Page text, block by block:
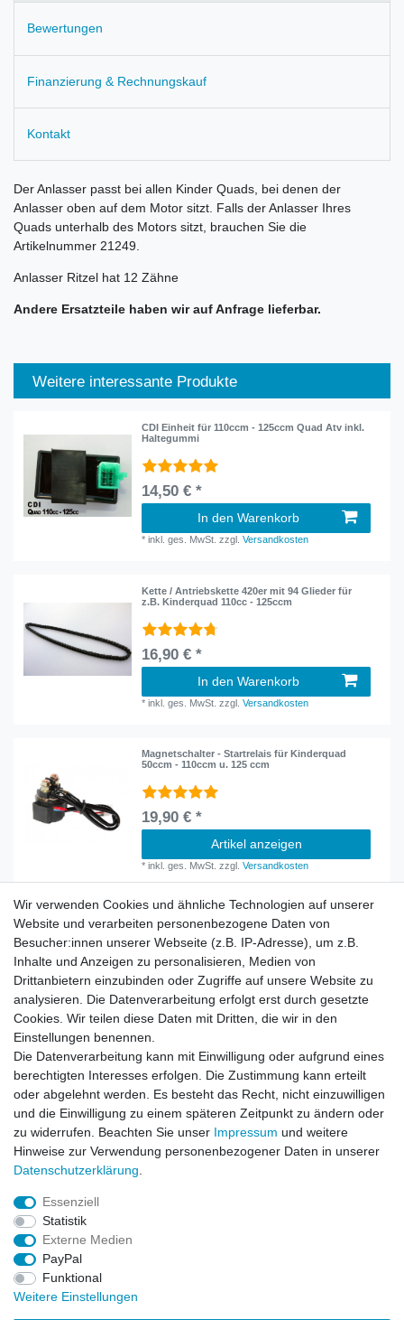
Bewertungen
Finanzierung & Rechnungskauf
Kontakt
Der Anlasser passt bei allen Kinder Quads, bei denen der
Anlasser oben auf dem Motor sitzt. Falls der Anlasser Ihres
Quads unterhalb des Motors sitzt, brauchen Sie die
Artikelnummer 21249.
Anlasser Ritzel hat 12 Zähne
Andere Ersatzteile haben wir auf Anfrage lieferbar.
Weitere interessante Produkte
CDI Einheit für 110ccm - 125ccm Quad Atv inkl.
Haltegummi
14,50 € *
In den Warenkorb
*inkl. ges. MwSt. zzgl.Versandkosten
Kette / Antriebskette 420er mit 94 Glieder für
z.B. Kinderquad 110cc - 125ccm
16,90 € *
In den Warenkorb
*inkl. ges. MwSt. zzgl.Versandkosten
Magnetschalter - Startrelais für Kinderquad
50ccm - 110ccm u. 125 ccm
19,90 € *
Artikel anzeigen
*inkl. ges. MwSt. zzgl.Versandkosten
Rechtliches
AGB
Widerrufsrecht
Impressum
Datenschutzerklärung
Service
Kontakt
Datenschutzerklärung
FAQ / Ratgeber
Kinderquad
E-Bikes / Pedelecs
Dirt Bike & Pocketbike
Quad & ATV
Kinderbuggy | Gokart
Wir verwenden Cookies und ähnliche Technologien auf unserer
Website und verarbeiten personenbezogene Daten von
Besucher:innen unserer Webseite (z.B. IP-Adresse), um z.B.
Inhalte und Anzeigen zu personalisieren, Medien von
Drittanbietern einzubinden oder Zugriffe auf unsere Website zu
analysieren. Die Datenverarbeitung erfolgt erst durch gesetzte
Cookies. Wir teilen diese Daten mit Dritten, die wir in den
Einstellungen benennen.
Die Datenverarbeitung kann mit Einwilligung oder aufgrund eines
berechtigten Interesses erfolgen. Die Zustimmung kann erteilt
oder abgelehnt werden. Es besteht das Recht, nicht einzuwilligen
und die Einwilligung zu einem späteren Zeitpunkt zu ändern oder
zu widerrufen. Beachten Sie unser Impressum und weitere
Hinweise zur Verwendung personenbezogener Daten in unserer
Daten­schutz­erklärung
Essenziell
Statistik
Externe Medien
PayPal
Funktional
Weitere Einstellungen